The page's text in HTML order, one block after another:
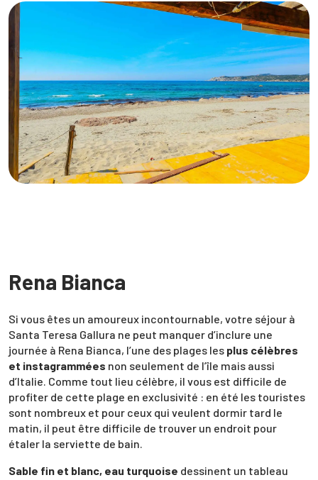
Rena Bianca
Si vous êtes un amoureux incontournable, votre séjour à
Santa Teresa Gallura ne peut manquer d’inclure une
journée à Rena Bianca, l’une des plages les plus célèbres
et instagrammées non seulement de l’île mais aussi
d’Italie. Comme tout lieu célèbre, il vous est difficile de
profiter de cette plage en exclusivité : en été les touristes
sont nombreux et pour ceux qui veulent dormir tard le
matin, il peut être difficile de trouver un endroit pour
étaler la serviette de bain.
Sable fin et blanc, eau turquoise dessinent un tableau